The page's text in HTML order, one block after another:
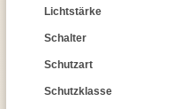
Lichtstärke
Schalter
Schutzart
Schutzklasse